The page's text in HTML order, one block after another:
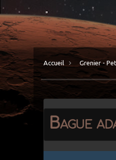
Accueil Grenier -
Bague